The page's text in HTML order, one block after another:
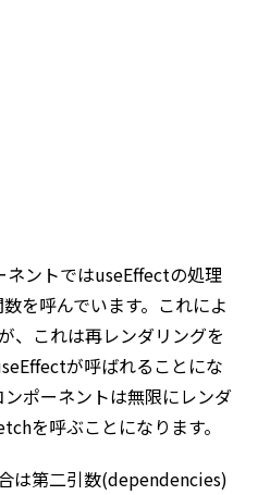
ントではuseEffectの処理
を呼んでいます。これによ
、これは再レンダリングを
が呼ばれることにな
ンポーネントは無限にレンダ
を呼ぶことになります。
は第二引数(dependencies)